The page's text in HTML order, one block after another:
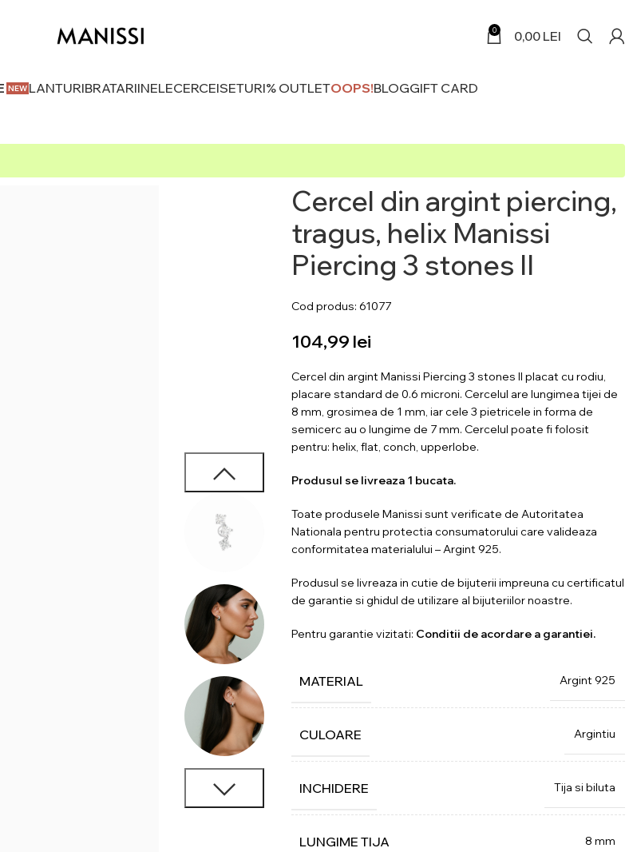
0
0,00 LEI
LANTURIBRATARIINELECERCEISETURI% OUTLETOOPS!BLOGGIFT CARD
Cercel din argint piercing,
tragus, helix Manissi
Piercing 3 stones II
Cod produs: 61077
lei
Cercel din argint Manissi Piercing 3 stones II placat cu rodiu,
placare standard de 0.6 microni. Cercelul are lungimea tijei de
8 mm, grosimea de 1 mm, iar cele 3 pietricele in forma de
semicerc au o lungime de 7 mm. Cercelul poate fi folosit
pentru: helix, flat, conch, upperlobe.
Produsul se livreaza 1 bucata.
Toate produsele Manissi sunt verificate de Autoritatea
Nationala pentru protectia consumatorului care valideaza
conformitatea materialului – Argint 925.
Produsul se livreaza in cutie de bijuterii impreuna cu certificatul
de garantie si ghidul de utilizare al bijuteriilor noastre.
Pentru garantie vizitati: Conditii de acordare a garantiei.
MATERIAL Argint 925
CULOARE Argintiu
INCHIDERE Tija si biluta
LUNGIME TIJA 8 mm